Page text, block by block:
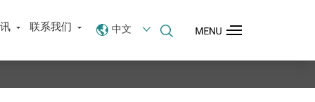
联系我们
中文